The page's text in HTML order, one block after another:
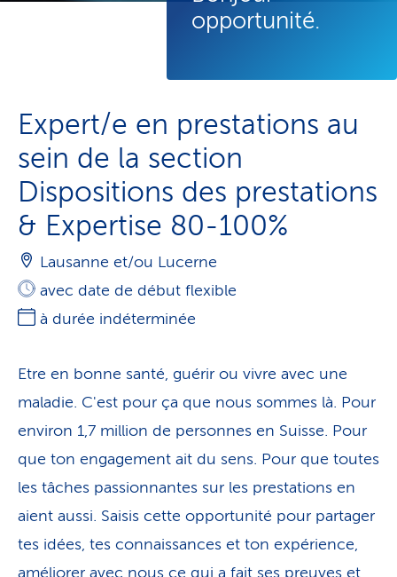
opportunité.
Expert/e en prestations au
sein de la section
Dispositions des prestations
& Expertise 80-100%
Lausanne et/ou Lucerne
avec date de début flexible
à durée indéterminée
Etre en bonne santé, guérir ou vivre avec une
maladie. C'est pour ça que nous sommes là. Pour
environ 1,7 million de personnes en Suisse. Pour
que ton engagement ait du sens. Pour que toutes
les tâches passionnantes sur les prestations en
aient aussi. Saisis cette opportunité pour partager
tes idées, tes connaissances et ton expérience,
améliorer avec nous ce qui a fait ses preuves et